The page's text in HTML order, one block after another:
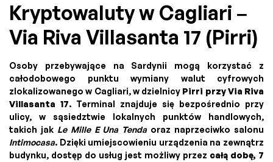
Kryptowaluty w Cagliari –
Via Riva Villasanta 17 (Pirri)
Osoby przebywające na Sardynii mogą korzystać z
całodobowego punktu wymiany walut cyfrowych
zlokalizowanego w Cagliari, w dzielnicy Pirri przy Via Riva
Villasanta 17. Terminal znajduje się bezpośrednio przy
ulicy, w sąsiedztwie lokalnych punktów handlowych,
takich jak Le Mille E Una Tendaoraz naprzeciwko salonu
Intimocasa. Dzięki umiejscowieniu urządzenia na zewnątrz
budynku, dostęp do usług jest możliwy przez całą dobę, 7